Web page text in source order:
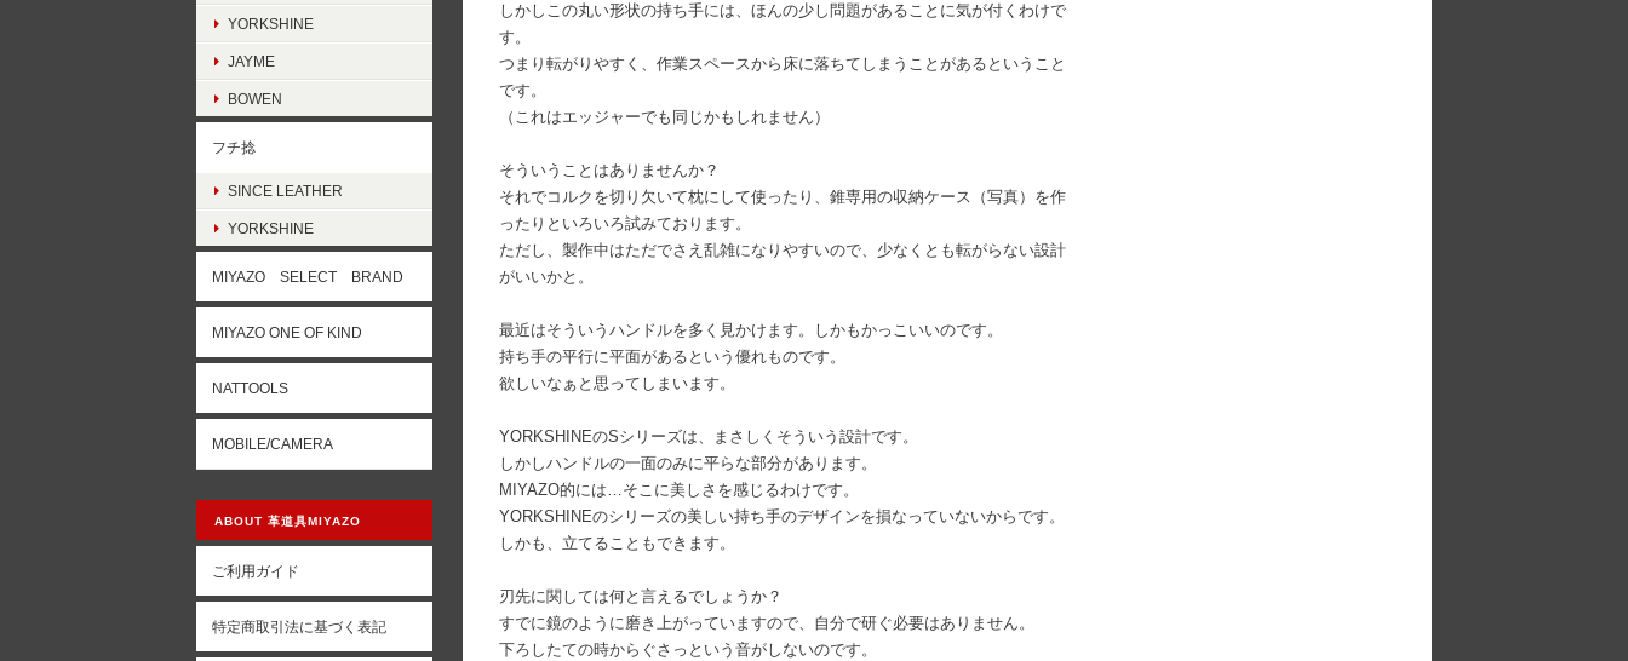
しかしこの丸い形状の持ち手には、ほんの少し問題があることに気が付くわけで
す。
つまり転がりやすく、作業スペースから床に落ちてしまうことがあるということ
です。
（これはエッジャーでも同じかもしれません）
そういうことはありませんか？
それでコルクを切り欠いて枕にして使ったり、錐専用の収納ケース（写真）を作
ったりといろいろ試みております。
ただし、製作中はただでさえ乱雑になりやすいので、少なくとも転がらない設計
がいいかと。
最近はそういうハンドルを多く見かけます。しかもかっこいいのです。
持ち手の平行に平面があるという優れものです。
欲しいなぁと思ってしまいます。
YORKSHINEのSシリーズは、まさしくそういう設計です。
しかしハンドルの一面のみに平らな部分があります。
MIYAZO的には…そこに美しさを感じるわけです。
YORKSHINEのシリーズの美しい持ち手のデザインを損なっていないからです。
しかも、立てることもできます。
刃先に関しては何と言えるでしょうか？
すでに鏡のように磨き上がっていますので、自分で研ぐ必要はありません。
下ろしたての時からぐさっという音がしないのです。
YORKSHINE
JAYME
BOWEN
フチ捻
SINCE LEATHER
YORKSHINE
MIYAZO SELECT BRAND
MIYAZO ONE OF KIND
NATTOOLS
MOBILE/CAMERA
ABOUT 革道具MIYAZO
ご利用ガイド
特定商取引法に基づく表記